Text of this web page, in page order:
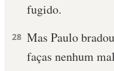
fugido.
28 Mas Paulo
faças nenhum